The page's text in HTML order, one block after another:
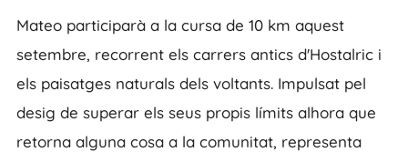
Mateo participarà a la cursa de 10 km aquest
setembre, recorrent els carrers antics d'Hostalric i
els paisatges naturals dels voltants. Impulsat pel
desig de superar els seus propis límits alhora que
retorna alguna cosa a la comunitat, representa